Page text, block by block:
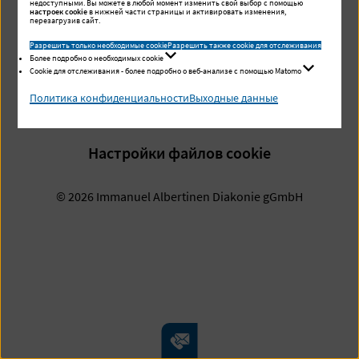
Контакты
Политика конфиденциальности
Выходные данные
Настройки файлов cookie
© 2026 Immanuel Albertinen Diakonie gGmbH
недоступными. Вы можете в любой момент изменить свой выбор с помощью
настроек cookieв нижней части страницы и активировать изменения,
перезагрузив сайт.
Разрешить только необходимые сookieРазрешить также сookie для отслеживания
Более подробно о необходимых cookie
Сookie для отслеживания - более подробно о веб-анализе с помощью Matomo
Политика конфиденциальностиВыходные данные